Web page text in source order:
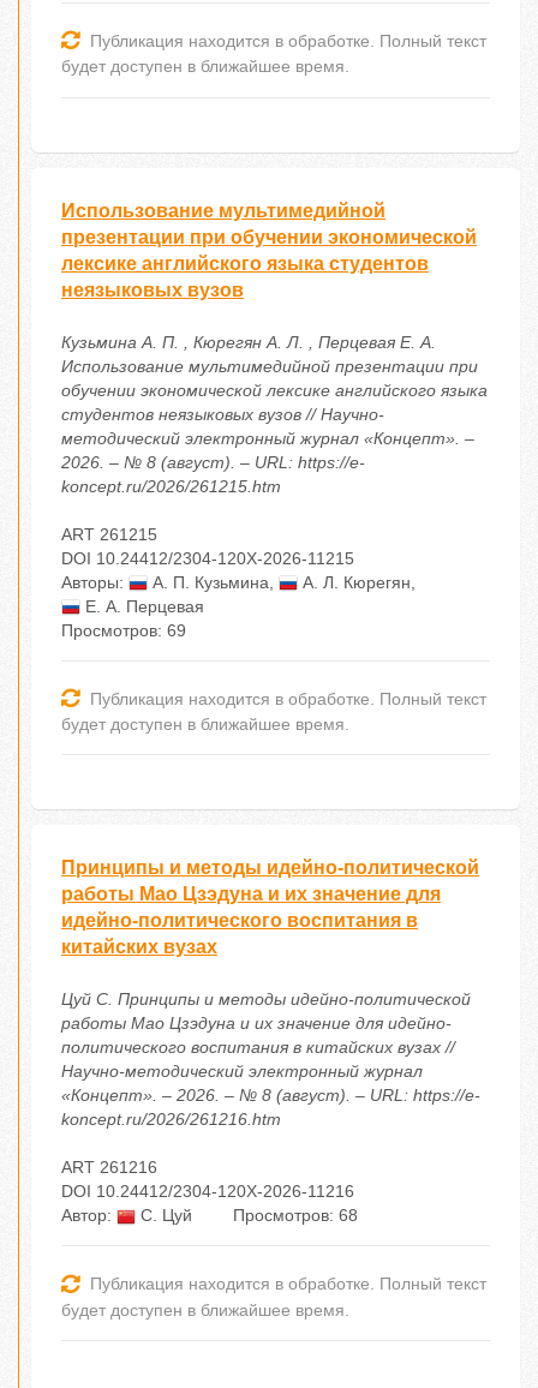
Публикация находится в обработке. Полный текст
будет доступен в ближайшее время.
Использование мультимедийной
презентации при обучении экономической
лексике английского языка студентов
неязыковых вузов
Кузьмина А. П. , Кюрегян А. Л. , Перцевая Е. А.
Использование мультимедийной презентации при
обучении экономической лексике английского языка
студентов неязыковых вузов // Научно-
методический электронный журнал «Концепт». –
2026. – № 8 (август). – URL: https://e-
koncept.ru/2026/261215.htm
ART 261215
DOI 10.24412/2304-120X-2026-11215
Авторы:
А. П. Кузьмина А. Л. Кюрегян
Е. А. Перцевая
Просмотров: 69
Публикация находится в обработке. Полный текст
будет доступен в ближайшее время.
Принципы и методы идейно-политической
работы Мао Цзэдуна и их значение для
идейно-политического воспитания в
китайских вузах
Цуй С. Принципы и методы идейно-политической
работы Мао Цзэдуна и их значение для идейно-
политического воспитания в китайских вузах //
Научно-методический электронный журнал
«Концепт». – 2026. – № 8 (август). – URL: https://e-
koncept.ru/2026/261216.htm
ART 261216
DOI 10.24412/2304-120X-2026-11216
Автор:
С. Цуй Просмотров: 68
Публикация находится в обработке. Полный текст
будет доступен в ближайшее время.